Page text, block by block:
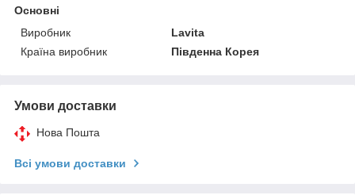
Основні
Виробник
Lavita
Країна виробник
Південна Корея
Умови доставки
Нова Пошта
Всі умови доставки